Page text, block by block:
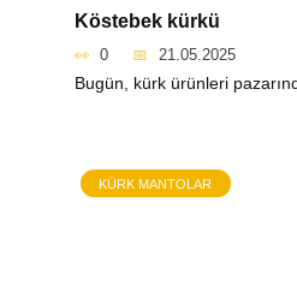
Köstebek kürkü
0 21.05.2025
Bugün, kürk ürünleri
KÜRK MANTOLAR